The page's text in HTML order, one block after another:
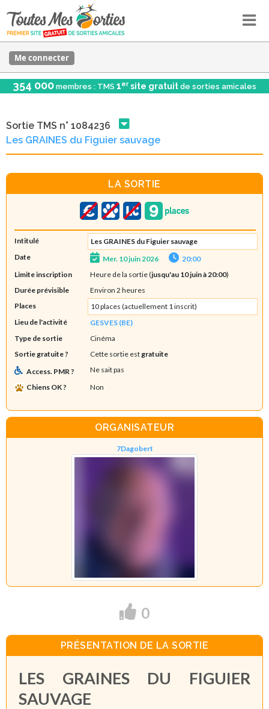
Me connecter
354 000 membres : TMS 1er site gratuit de sorties amicales
Sortie TMS n° 1084236
Les GRAINES du Figuier sauvage
LA SORTIE
Intitulé
Les GRAINES du Figuier sauvage
Date
Mer. 10 juin 2026
20:00
Limite inscription
Heure de la sortie (jusqu'au 10 juin à 20:00)
Durée prévisible
Environ 2 heures
Places
10 places (actuellement 1 inscrit)
Lieu de l'activité
GESVES (BE)
Type de sortie
Cinéma
Sortie gratuite ?
Cette sortie est gratuite
Access. PMR ?
Ne sait pas
Chiens OK ?
Non
ORGANISATEUR
7Dagobert
0
PRÉSENTATION DE LA SORTIE
LES GRAINES DU FIGUIER
SAUVAGE